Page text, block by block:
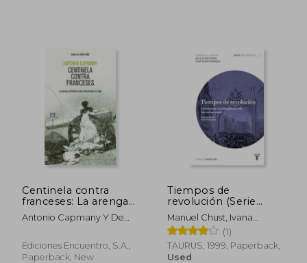
NT$ 1,268 NT$
Centinela contra
franceses: La arenga
patriótica más
importante de 1808
Antonio Capmany Y De
Ediciones Encuentro, S.A.,
Paperback, New
Tiempos de
revolución (Serie
recorridos 2) (in
Spanish)
Manuel Chust, Ivana
Frasquet
(1)
TAURUS, 1999, Paperback,
Used